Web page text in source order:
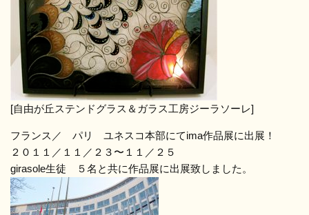
[自由が丘ステンドグラス＆ガラス工房ジーラソーレ]
フランス／ パリ ユネスコ本部にてima作品展に出展！
２０１１／１１／２３〜１１／２５
girasole生徒 ５名と共に作品展に出展致しました。